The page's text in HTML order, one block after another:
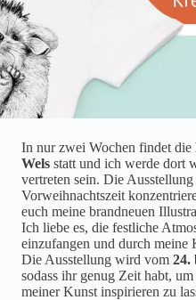
In nur zwei Wochen findet die
Wels statt und ich werde dort
vertreten sein. Die
Vorweihnachtszeit
euch meine brandneuen
Ich liebe es, die festliche
einzufangen und durch meine
Die Ausstellung wird vom 24.
sodass ihr genug Zeit habt,
meiner Kunst inspirieren zu